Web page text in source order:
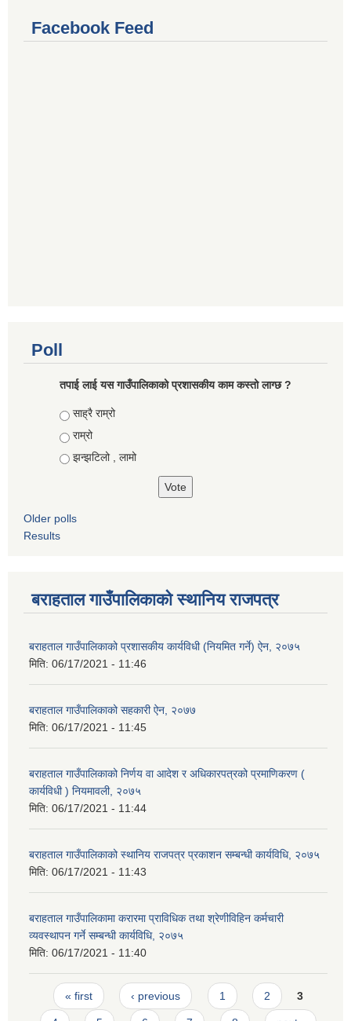
Facebook Feed
Poll
तपाई लाई यस गाउँपालिकाको प्रशासकीय काम कस्तो लाग्छ ?
Choices
साह्रै राम्रो
राम्रो
झन्झटिलो , लामो
Older polls
Results
बराहताल गाउँपालिकाको स्थानिय राजपत्र
बराहताल गाउँपालिकाको प्रशासकीय कार्यविधी (नियमित गर्ने) ऐन, २०७५
मिति: 06/17/2021 - 11:46
बराहताल गाउँपालिकाको सहकारी ऐन, २०७७
मिति: 06/17/2021 - 11:45
बराहताल गाउँपालिकाको निर्णय वा आदेश र अधिकारपत्रको प्रमाणिकरण (
कार्यविधी ) नियमावली, २०७५
मिति: 06/17/2021 - 11:44
बराहताल गाउँपालिकाको स्थानिय राजपत्र प्रकाशन सम्बन्धी कार्यविधि, २०७५
मिति: 06/17/2021 - 11:43
बराहताल गाउँपालिकामा करारमा प्राविधिक तथा श्रेणीविहिन कर्मचारी
व्यवस्थापन गर्ने सम्बन्धी कार्यविधि, २०७५
मिति: 06/17/2021 - 11:40
Pages
« first ‹ previous 1 2 3